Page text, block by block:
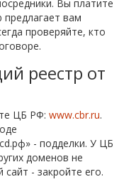
Вы платите
вам
проверяйте, кто
реестр от
ЦБ РФ: www.cbr.ru.
- подделки. У ЦБ
доменов не
- закройте его.